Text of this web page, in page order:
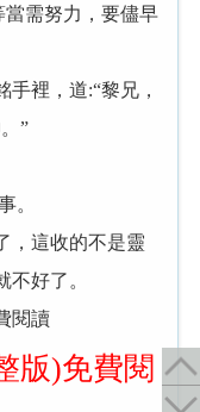
當需努力，要儘早
裡，道:“黎兄，
”
。
，這收的不是靈
好了。
閱讀
版)免費閱